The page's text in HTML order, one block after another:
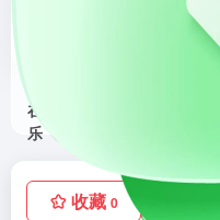
收藏 0